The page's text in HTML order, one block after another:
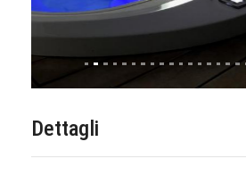
Telefono: